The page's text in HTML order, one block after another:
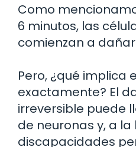
Como
6 minutos, las
comienzan a
Pero, ¿qué implica
exactamente? El
irreversible puede
de neuronas y, a
discapacidades